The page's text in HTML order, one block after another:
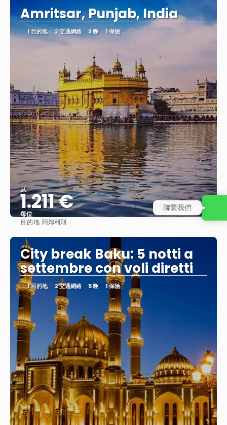
Amritsar, Punjab, India
1 目的地 2 交通網絡 3 晚 1 保險
从
1.211 €
每位
目的地:阿姆利則
City break Baku: 5 notti a
settembre con voli diretti
1 目的地 2 交通網絡 5 晚 1 保險
聯繫我們